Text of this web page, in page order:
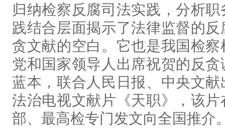
归纳检察反腐司法实践，分析
践结合层面揭示了法律监督的
贪文献的空白。它也是我国检
党和国家领导人出席祝贺的反
蓝本，联合人民日报、中央文
法治电视文献片《天职》，该
部、最高检专门发文向全国推介